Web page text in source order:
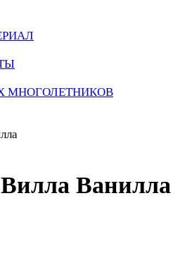
МНОГОЛЕТНИКОВ
Ванилла